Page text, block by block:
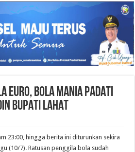
EURO, BOLA MANIA PADATI
BUPATI LAHAT
23:00, hingga berita ini diturunkan sekira
(10/7). Ratusan penggila bola sudah